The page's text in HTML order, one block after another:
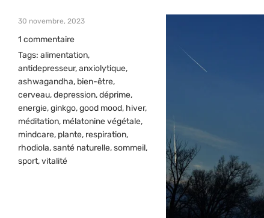
30 novembre, 2023
1 commentaire
Tags: alimentation,
antidepresseur,anxiolytique,
ashwagandha, bien-être,
cerveau,depression,déprime,
energie,ginkgo,good mood, hiver,
méditation, mélatonine végétale,
mindcare, plante, respiration,
rhodiola,santé naturelle,sommeil,
sport,vitalité